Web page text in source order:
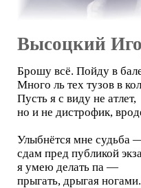
Высоцкий
Брошу всё. Пойду в
Много ль тех тузов в
Пусть я с виду не атлет,
но и не дистрофик,
Улыбнётся мне судьба
сдам пред публикой
я умею делать па —
прыгать, дрыгая ногами.